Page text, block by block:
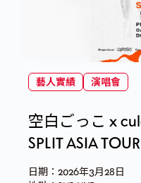
藝人實績 演唱會
空白ごっこ x
SPLIT ASIA
日期：2026年3月28日